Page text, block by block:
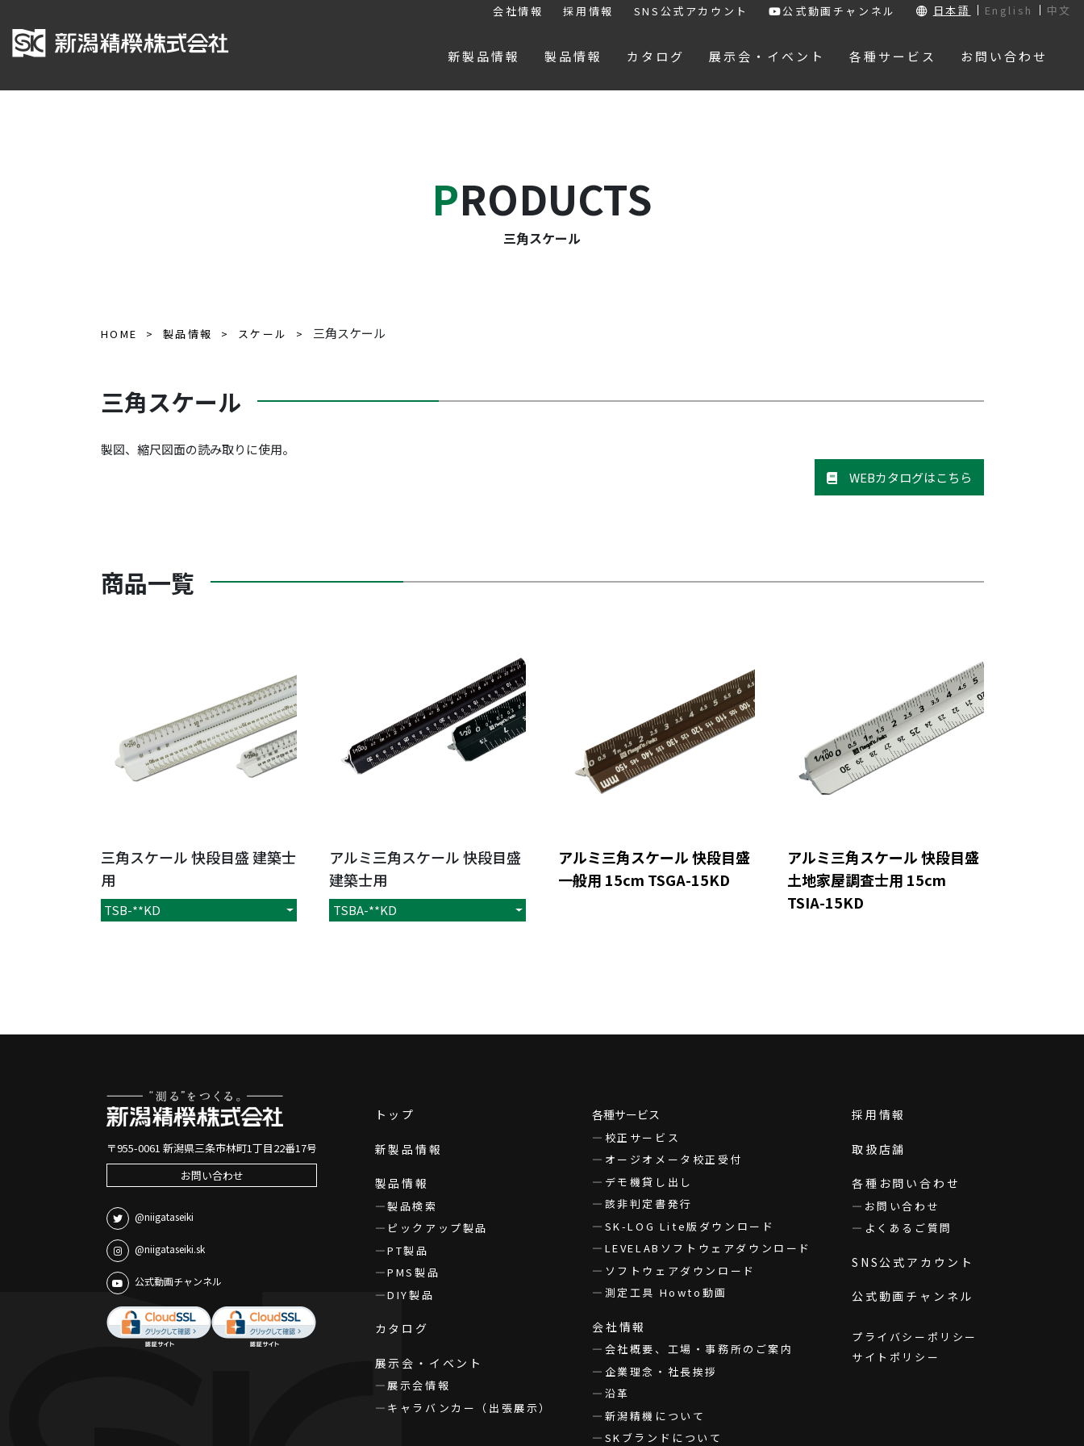
会社情報 採用情報 SNS公式アカウント 公式動画チャンネル 日本語 English 中文
新製品情報 製品情報 カタログ 展示会・イベント 各種サービス お問い合わせ
PRODUCTS
三角スケール
HOME 製品情報 スケール 三角スケール
三角スケール
製図、縮尺図面の読み取りに使用。
WEBカタログはこちら
商品一覧
三角スケール 快段目盛 建築士
用
TSB-**KD
アルミ三角スケール 快段目盛
建築士用
TSBA-**KD
アルミ三角スケール 快段目盛
一般用 15cm TSGA-15KD
アルミ三角スケール 快段目盛
土地家屋調査士用 15cm
TSIA-15KD
〒955-0061 新潟県三条市林町1丁目22番17号
お問い合わせ
@niigataseiki
@niigataseiki.sk
公式動画チャンネル
トップ
新製品情報
製品情報
製品検索
ピックアップ製品
PT製品
PMS製品
DIY製品
カタログ
展示会・イベント
展示会情報
キャラバンカー（出張展示）
各種サービス
校正サービス
オージオメータ校正受付
デモ機貸し出し
該非判定書発行
SK-LOG Lite版ダウンロード
LEVELABソフトウェアダウンロード
ソフトウェアダウンロード
測定工具 Howto動画
会社情報
会社概要、工場・事務所のご案内
企業理念・社長挨拶
沿革
新潟精機について
SKブランドについて
採用情報
取扱店舗
各種お問い合わせ
お問い合わせ
よくあるご質問
SNS公式アカウント
公式動画チャンネル
プライバシーポリシー
サイトポリシー